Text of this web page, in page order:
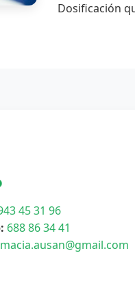
Dosificación
45 31 96
688 86 34 41